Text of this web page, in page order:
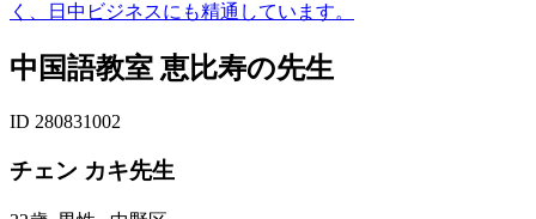
く、日中ビジネスにも精通しています。
中国語教室 恵比寿の先生
ID 280831002
チェン カキ先生